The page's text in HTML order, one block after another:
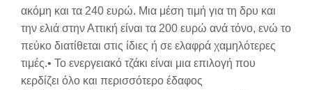
ακόμη και τα 240 ευρώ. Μια μέση τιμή για τη δρυ και
την ελιά στην Αττική είναι τα 200 ευρώ ανά τόνο, ενώ το
πεύκο διατίθεται στις ίδιες ή σε ελαφρά χαμηλότερες
τιμές.• Το ενεργειακό τζάκι είναι μια επιλογή που
κερδίζει όλο και περισσότερο έδαφος